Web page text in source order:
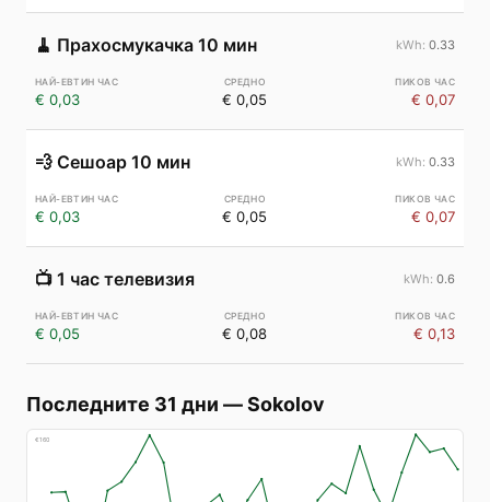
🧹 Прахосмукачка 10 мин 0.33
€ 0,03 € 0,05 € 0,07
💨 Сешоар 10 мин 0.33
€ 0,03 € 0,05 € 0,07
📺 1 час телевизия 0.6
€ 0,05 € 0,08 € 0,13
Последните 31 дни —Sokolov
€160